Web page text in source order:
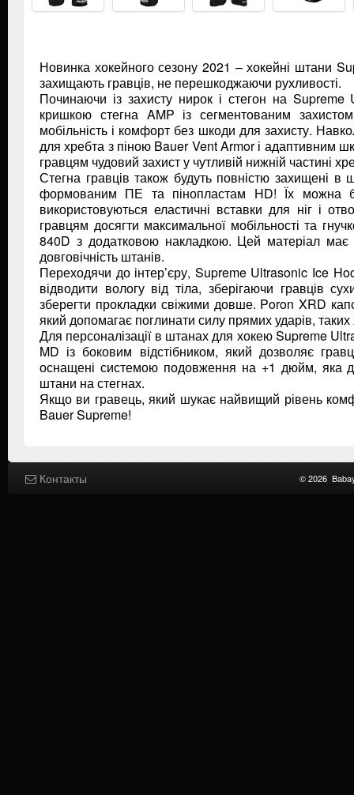
Новинка хокейного сезону 2021 – хокейні штани
захищають гравців, не перешкоджаючи рухливості.
Починаючи із захисту нирок і стегон на
кришкою стегна AMP із сегментованим
мобільність і комфорт без шкоди для захисту.
для хребта з піною Bauer Vent Armor і адаптивним
гравцям чудовий захист у чутливій нижній частині
Стегна гравців також будуть повністю захищені
формованим ПЕ та пінопластам HD! Їх можна
використовуються еластичні вставки для ніг і
гравцям досягти максимальної мобільності та
840D з додатковою накладкою. Цей матеріал має
довговічність штанів.
Переходячи до інтер’єру, Supreme Ultrasonic Ice
відводити вологу від тіла, зберігаючи гравців
зберегти прокладки свіжими довше. Poron XRD
який допомагає поглинати силу прямих ударів,
Для персоналізації в штанах для хокею Supreme
MD із боковим відстібником, який дозволяє
оснащені системою подовження на +1 дюйм, яка
штани на стегнах.
Якщо ви гравець, який шукає найвищий рівень
Bauer Supreme!
Контакты © 2026